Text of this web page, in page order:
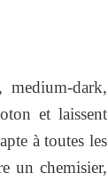
medium-dark,
et laissent
à toutes les
un chemisier,